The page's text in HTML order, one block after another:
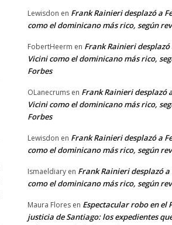
Lewisdon en Frank Rainieri desplazó a
como el dominicano más rico, según
FobertHeerm en Frank Rainieri desplazó
Vicini como el dominicano más rico,
Forbes
OLanecrums en Frank Rainieri desplazó
Vicini como el dominicano más rico,
Forbes
Lewisdon en Frank Rainieri desplazó a
como el dominicano más rico, según
Ismaeldiary en Frank Rainieri desplazó a
como el dominicano más rico, según
Maura Flores en Espectacular robo en el
justicia de Santiago: los expedientes